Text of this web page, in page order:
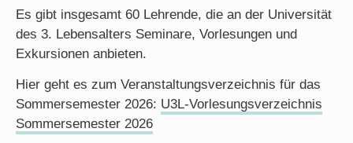
Es gibt insgesamt 60 Lehrende, die an der Universität
des 3. Lebensalters Seminare, Vorlesungen und
Exkursionen anbieten.
Hier geht es zum Veranstaltungsverzeichnis für das
Sommersemester 2026: U3L-Vorlesungsverzeichnis
Sommersemester 2026